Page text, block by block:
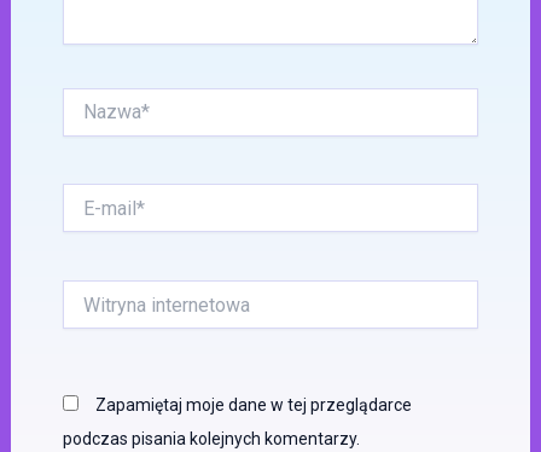
mail*
internetowa
Zapamiętaj moje dane w tej przeglądarce
podczas pisania kolejnych komentarzy.